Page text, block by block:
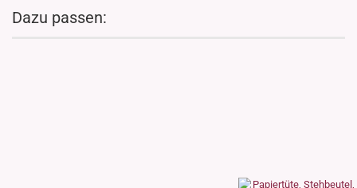
Dazu passen: